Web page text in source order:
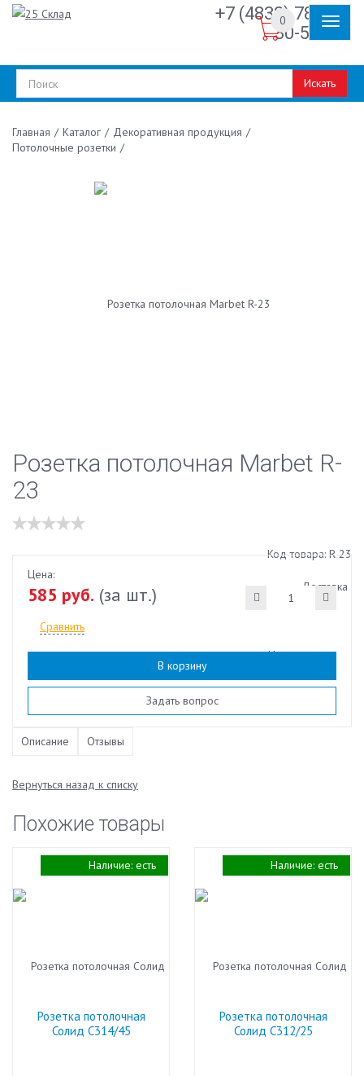
+7 (4832) 78-
30-50
Искать
0
Главная / Каталог / Декоративная продукция /
Потолочные розетки /
Розетка потолочная Marbet R-
23
Наличие:есть
Код товара: R-23
Доставка
Цена:
585 руб. (за шт.)
Сравнить
В корзину
Задать вопрос
Описание Отзывы
Вернуться назад к списку
Похожие товары
Розетка потолочная
Солид С314/45
Наличие: есть
Розетка потолочная
Солид С312/25
Наличие: есть